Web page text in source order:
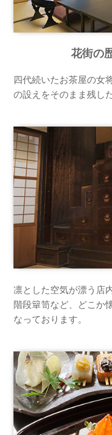
花街の
四代続いたお茶屋の女
の設えをそのまま残し
凛とした空気が漂う店
階段簞笥など、どこか
なっております。